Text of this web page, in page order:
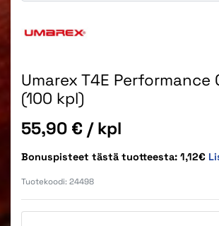
Umarex T4E Performance
(100 kpl)
Hinta
55,90 € / kpl
Bonuspisteet tästä tuotteesta: 1,12€
Tuotekoodi: 24498